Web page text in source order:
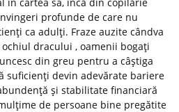
profunde de care nu
ca adulți. Fraze auzite cândva
dracului , oamenii bogați
din greu pentru a câștiga
suficienți devin adevărate bariere
și stabilitate financiară
de persoane bine pregătite